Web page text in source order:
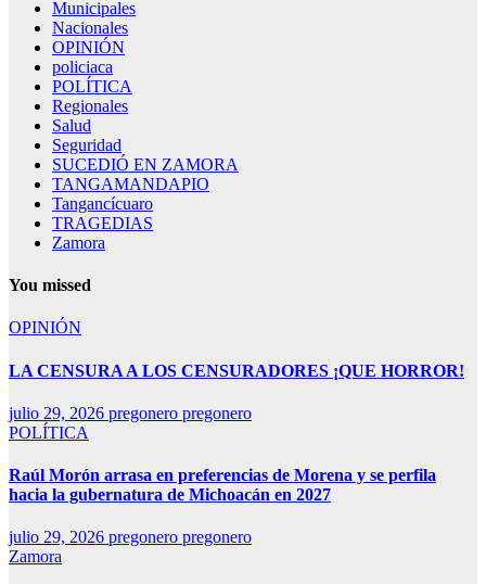
Municipales
Nacionales
OPINIÓN
policiaca
POLÍTICA
Regionales
Salud
Seguridad
SUCEDIÓ EN ZAMORA
TANGAMANDAPIO
Tangancícuaro
TRAGEDIAS
Zamora
You missed
OPINIÓN
LA CENSURA A LOS CENSURADORES ¡QUE HORROR!
julio 29, 2026 pregonero pregonero
POLÍTICA
Raúl Morón arrasa en preferencias de Morena y se perfila
hacia la gubernatura de Michoacán en 2027
julio 29, 2026 pregonero pregonero
Zamora